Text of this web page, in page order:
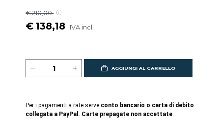
€ 210,00
€ 138,18 IVA incl.
AGGIUNGI AL CARRELLO
Per i pagamenti a rate serve conto bancario o carta di debito
collegata a PayPal. Carte prepagate non accettate.